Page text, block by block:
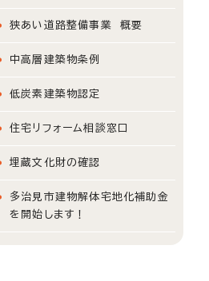
狭あい道路整備事業 概要
中高層建築物条例
低炭素建築物認定
住宅リフォーム相談窓口
埋蔵文化財の確認
多治見市建物解体宅地化補助金
を開始します！